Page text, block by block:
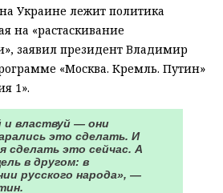
Украине лежит политика
на «растаскивание
заявил президент Владимир
«Москва. Кремль. Путин»
1».
и властвуй — они
это сделать. И
сделать это сейчас. А
в другом: в
русского народа», —